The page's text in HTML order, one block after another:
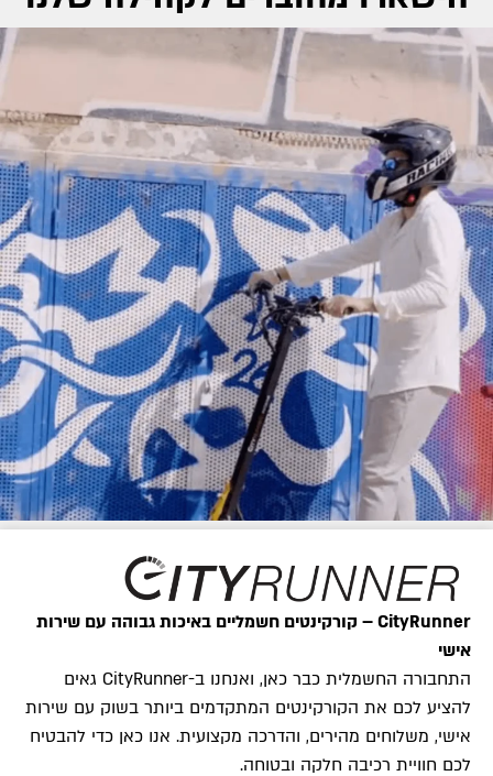
CityRunner – קורקינטים חשמליים באיכות גבוהה עם שירות
אישי
התחבורה החשמלית כבר כאן, ואנחנו ב-CityRunner גאים
להציע לכם את הקורקינטים המתקדמים ביותר בשוק עם שירות
אישי, משלוחים מהירים, והדרכה מקצועית. אנו כאן כדי להבטיח
לכם חוויית רכיבה חלקה ובטוחה.